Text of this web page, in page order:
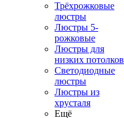
Трёхрожковые
люстры
Люстры 5-
рожковые
Люстры для
низких потолков
Cветодиодные
люстры
Люстры из
хрусталя
Ещё